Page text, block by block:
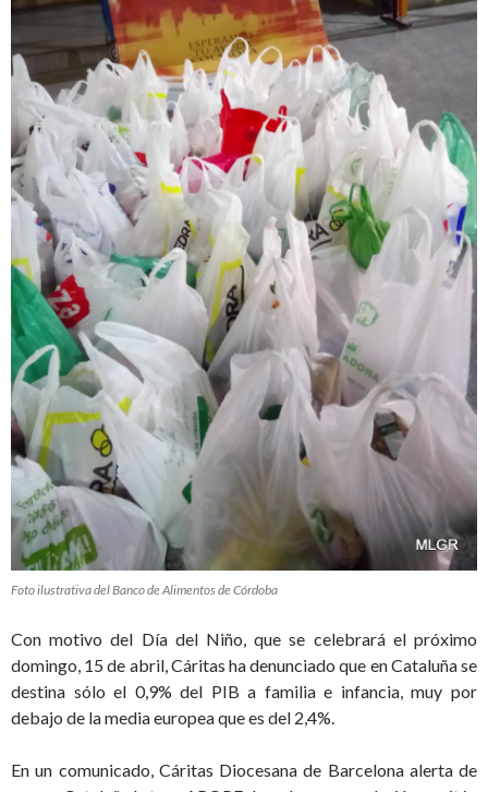
Foto ilustrativa del Banco de Alimentos de Córdoba
Con motivo del Día del Niño, que se celebrará el próximo
domingo, 15 de abril, Cáritas ha denunciado que en Cataluña se
destina sólo el 0,9% del PIB a familia e infancia, muy por
debajo de la media europea que es del 2,4%.
En un comunicado, Cáritas Diocesana de Barcelona alerta de